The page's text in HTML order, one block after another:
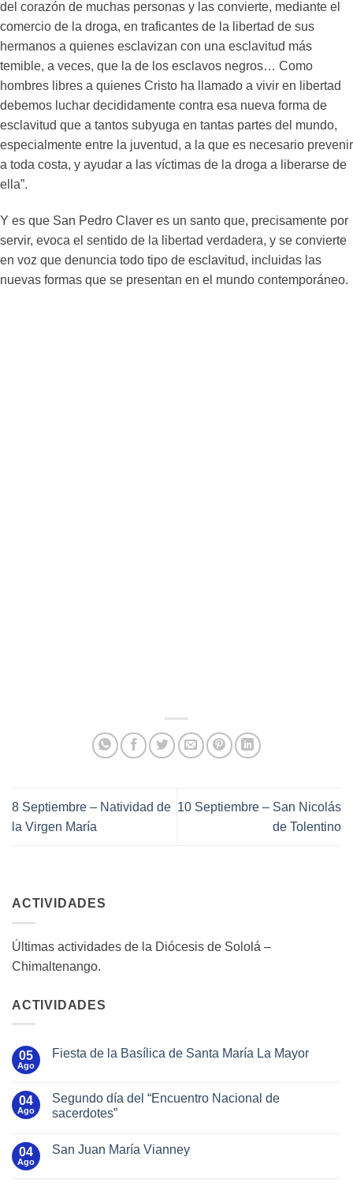
del corazón de muchas personas y las convierte, mediante el
comercio de la droga, en traficantes de la libertad de sus
hermanos a quienes esclavizan con una esclavitud más
temible, a veces, que la de los esclavos negros… Como
hombres libres a quienes Cristo ha llamado a vivir en libertad
debemos luchar decididamente contra esa nueva forma de
esclavitud que a tantos subyuga en tantas partes del mundo,
especialmente entre la juventud, a la que es necesario prevenir
a toda costa, y ayudar a las víctimas de la droga a liberarse de
ella”.
Y es que San Pedro Claver es un santo que, precisamente por
servir, evoca el sentido de la libertad verdadera, y se convierte
en voz que denuncia todo tipo de esclavitud, incluidas las
nuevas formas que se presentan en el mundo contemporáneo.
8 Septiembre – Natividad de
la Virgen María
10 Septiembre – San Nicolás
de Tolentino
ACTIVIDADES
Últimas actividades de la Diócesis de Sololá –
Chimaltenango.
ACTIVIDADES
05
Ago
Fiesta de la Basílica de Santa María La Mayor
04
Ago
Segundo día del “Encuentro Nacional de
sacerdotes”
04
Ago
San Juan María Vianney